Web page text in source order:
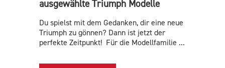
ausgewählte Triumph Modelle
Du spielst mit dem Gedanken, dir eine neue
Triumph zu gönnen? Dann ist jetzt der
perfekte Zeitpunkt! Für die Modellfamilie ...